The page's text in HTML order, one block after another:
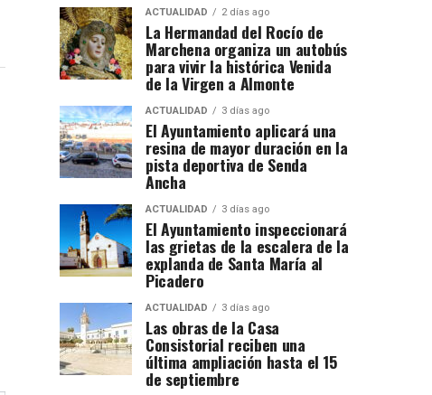
ACTUALIDAD 2 días ago
La Hermandad del Rocío de
Marchena organiza un autobús
para vivir la histórica Venida
de la Virgen a Almonte
ACTUALIDAD 3 días ago
El Ayuntamiento aplicará una
resina de mayor duración en la
pista deportiva de Senda
Ancha
ACTUALIDAD 3 días ago
El Ayuntamiento inspeccionará
las grietas de la escalera de la
explanda de Santa María al
Picadero
ACTUALIDAD 3 días ago
Las obras de la Casa
Consistorial reciben una
última ampliación hasta el 15
de septiembre